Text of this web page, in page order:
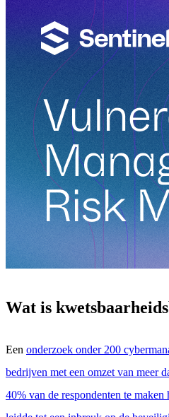
Wat is
Een onderzoek onder 200
bedrijven met een omzet van meer
40% van de respondenten te